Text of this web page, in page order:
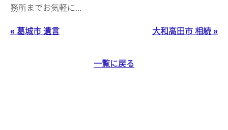
務所までお気軽に...
« 葛城市 遺言
大和高田市 相続 »
一覧に戻る